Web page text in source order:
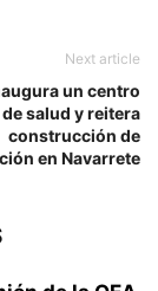
Next article
un centro
de salud y reitera
construcción de
en Navarrete